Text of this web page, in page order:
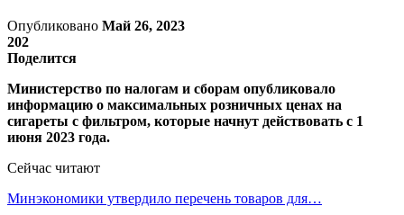
Опубликовано Май 26, 2023
202
Поделится
Министерство по налогам и сборам опубликовало
информацию о максимальных розничных ценах на
сигареты с фильтром, которые начнут действовать с 1
июня 2023 года.
Сейчас читают
Минэкономики утвердило перечень товаров для…